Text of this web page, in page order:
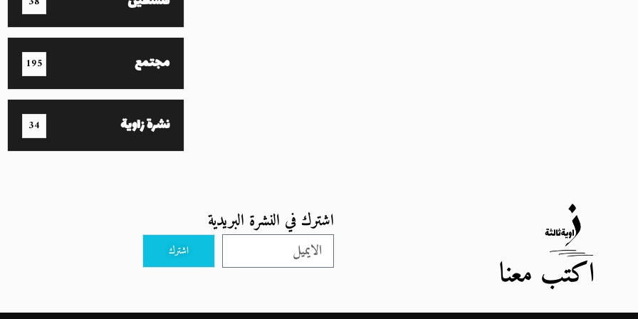
مجتمع 195
نشرة زاوية 34
اكتب معنا
اشترك في النشرة البريدية
اشترك